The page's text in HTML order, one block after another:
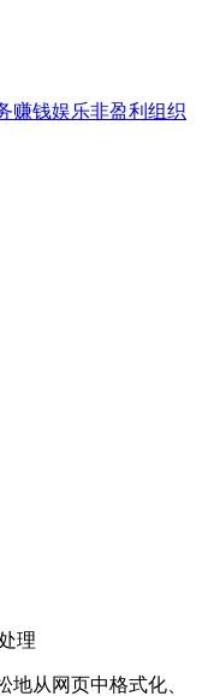
赚钱娱乐非盈利组织
理
地从网页中格式化、